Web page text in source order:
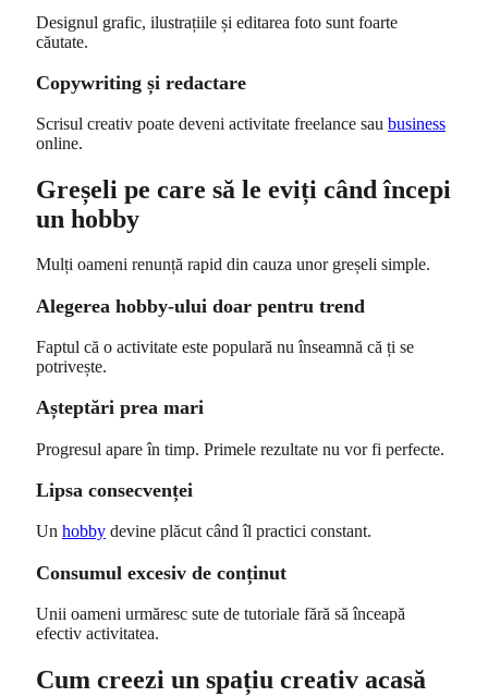
Designul grafic, ilustrațiile și editarea foto sunt foarte
căutate.
Copywriting și redactare
Scrisul creativ poate deveni activitate freelance sau business
online.
Greșeli pe care să le eviți când începi
un hobby
Mulți oameni renunță rapid din cauza unor greșeli simple.
Alegerea hobby-ului doar pentru trend
Faptul că o activitate este populară nu înseamnă că ți se
potrivește.
Așteptări prea mari
Progresul apare în timp. Primele rezultate nu vor fi perfecte.
Lipsa consecvenței
Un hobby devine plăcut când îl practici constant.
Consumul excesiv de conținut
Unii oameni urmăresc sute de tutoriale fără să înceapă
efectiv activitatea.
Cum creezi un spațiu creativ acasă